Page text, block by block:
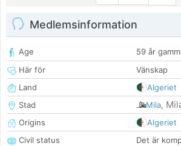
Medlemsinformation
Age
59 år
Här för
Vänskap
Land
Algeriet
Stad
Mila,
Origins
Algeriet
Civil status
Det är